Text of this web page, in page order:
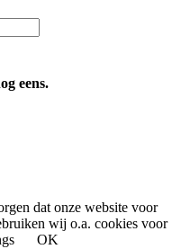
eens.
dat onze website voor
wij o.a. cookies voor
OK